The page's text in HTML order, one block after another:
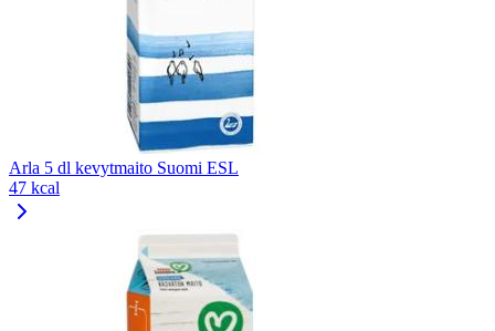
Arla 5 dl kevytmaito Suomi ESL
47 kcal